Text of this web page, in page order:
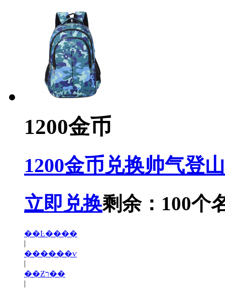
1200金币
1200金币兑换帅气登
立即兑换剩余：100个
��Ŀ����
|
������ѵ
|
��Ƶר��
|